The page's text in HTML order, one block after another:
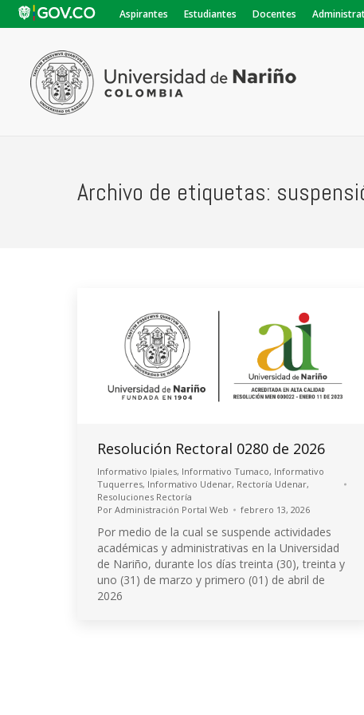
Aspirantes Estudiantes Docentes
Archivo de etiquetas:
Resolución Rectoral 0280 de 2026
Informativo Ipiales, Informativo Tumaco, Informativo
Tuquerres, Informativo Udenar, Rectoría Udenar,
Resoluciones Rectoría
Por Administración Portal Web febrero 13, 2026
Por medio de la cual se suspende actividades
académicas y administrativas en la Universidad
de Nariño, durante los días treinta (30), treinta y
uno (31) de marzo y primero (01) de abril de
2026